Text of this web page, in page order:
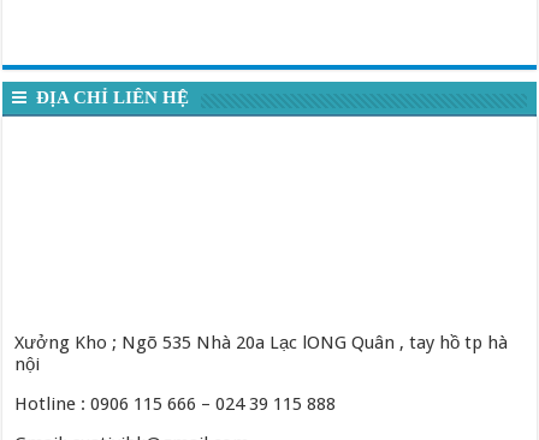
ĐỊA CHỈ LIÊN HỆ
Xưởng Kho ; Ngõ 535 Nhà 20a Lạc lONG Quân , tay hồ tp hà
nội
Hotline : 0906 115 666 – 024 39 115 888